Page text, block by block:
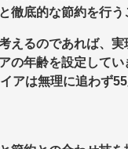
徹底的な節約を行う
えるのであれば、
の年齢を設定して
アは無理に追わず